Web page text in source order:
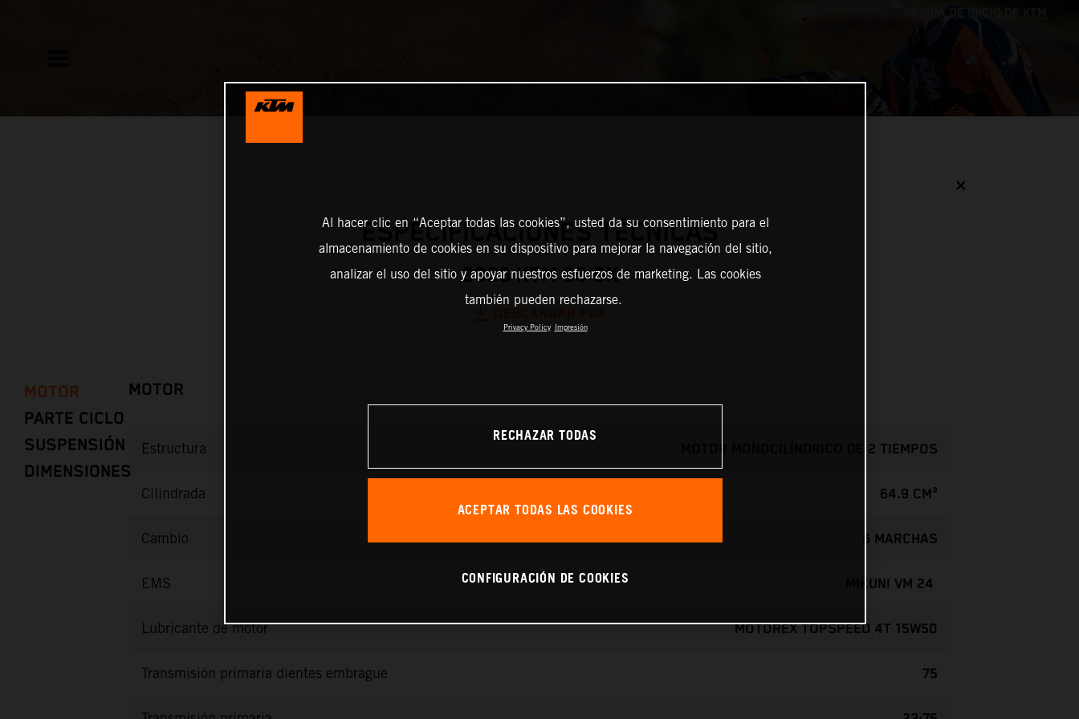
✕
ESPECIFICACIONES TÉCNICAS
2026 KTM 65 SX
MOTOR
PARTE CICLO
SUSPENSIÓN
DIMENSIONES
MOTOR
Estructura MOTOR MONOCILÍNDRICO DE 2 TIEMPOS
Cilindrada 64.9 CM³
Cambio 6 MARCHAS
EMS MIKUNI VM 24
Lubricante de motor MOTOREX TOPSPEED 4T 15W50
Transmisión primaria dientes embrague 75
Al hacer clic en “Aceptar todas las cookies”, usted da su consentimiento para el
almacenamiento de cookies en su dispositivo para mejorar la navegación del sitio,
analizar el uso del sitio y apoyar nuestros esfuerzos de marketing. Las cookies
también pueden rechazarse.
Privacy Policy Impresión
RECHAZAR TODAS
ACEPTAR TODAS LAS COOKIES
CONFIGURACIÓN DE COOKIES